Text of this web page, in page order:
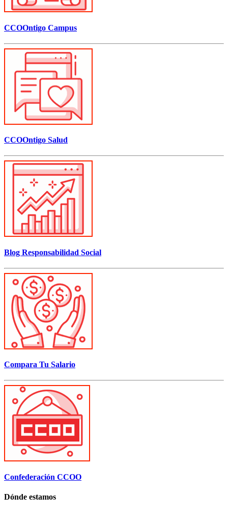
CCOOntigo Campus
CCOOntigo Salud
Blog Responsabilidad Social
Compara Tu Salario
Confederación CCOO
Dónde estamos